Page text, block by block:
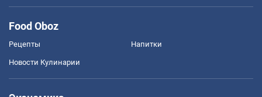
Food Oboz
Рецепты Напитки
Новости Кулинарии